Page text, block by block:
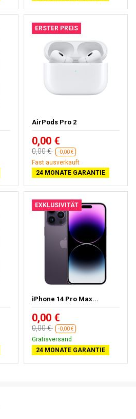
ERSTER PREIS
AirPods Pro 2
0,00 €
0,00 € -0,00 €
Fast ausverkauft
24 MONATE GARANTIE
EXKLUSIVITÄT
iPhone 14 Pro Max...
0,00 €
0,00 € -0,00 €
Gratisversand
24 MONATE GARANTIE